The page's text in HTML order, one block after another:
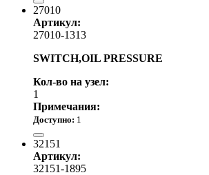
27010
Артикул:
27010-1313
SWITCH,OIL PRESSURE
Кол-во на узел:
1
Примечания:
Доступно: 1
32151
Артикул:
32151-1895